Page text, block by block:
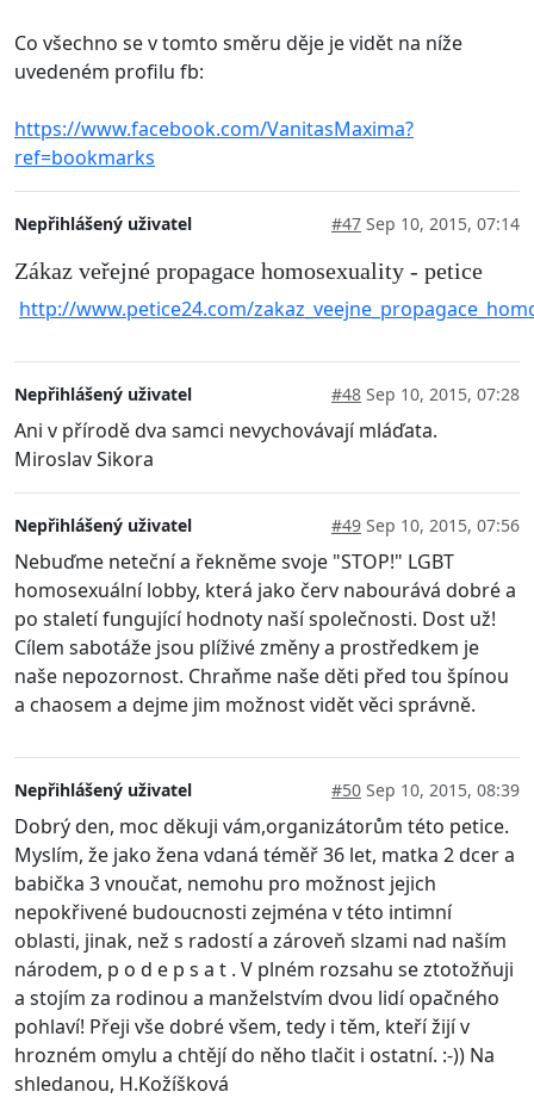
Co všechno se v tomto směru děje je vidět na níže
uvedeném profilu fb:
https://www.facebook.com/VanitasMaxima?
ref=bookmarks
Nepřihlášený uživatel #47 Sep 10, 2015, 07:14
Zákaz veřejné propagace homosexuality - petice
http://www.petice24.com/
Nepřihlášený uživatel #48 Sep 10, 2015, 07:28
Ani v přírodě dva samci nevychovávají mláďata.
Miroslav Sikora
Nepřihlášený uživatel #49 Sep 10, 2015, 07:56
Nebuďme neteční a řekněme svoje "STOP!" LGBT
homosexuální lobby, která jako červ nabourává dobré a
po staletí fungující hodnoty naší společnosti. Dost už!
Cílem sabotáže jsou plíživé změny a prostředkem je
naše nepozornost. Chraňme naše děti před tou špínou
a chaosem a dejme jim možnost vidět věci správně.
Nepřihlášený uživatel #50 Sep 10, 2015, 08:39
Dobrý den, moc děkuji vám,organizátorům této petice.
Myslím, že jako žena vdaná téměř 36 let, matka 2 dcer a
babička 3 vnoučat, nemohu pro možnost jejich
nepokřivené budoucnosti zejména v této intimní
oblasti, jinak, než s radostí a zároveň slzami nad naším
národem, p o d e p s a t . V plném rozsahu se ztotožňuji
a stojím za rodinou a manželstvím dvou lidí opačného
pohlaví! Přeji vše dobré všem, tedy i těm, kteří žijí v
hrozném omylu a chtějí do něho tlačit i ostatní. :-)) Na
shledanou, H.Kožíšková